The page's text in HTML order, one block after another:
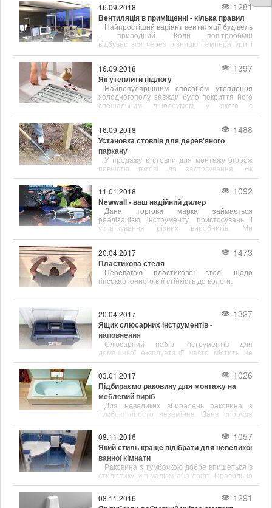
16.09.2018 1281
Вентиляція в приміщенні - кілька правил
Найпростіший варіант вентиляції будівель
- природний. Коли повітрообмін
відбувається через різницю температури і
16.09.2018 1397
Як утеплити підлогу
Найпопулярнішим способом утеплення
холодногополу завжди було покриття його
спеціальним лінолеумом, у якого є
16.09.2018 1488
Установка стовпів для дерев'яного
паркану
У продажу є стовпи для монтажу огорож
повністю готові до застосування. Як
правило, вони вже покриті спеціальними
антигрибковими і ізолюючими складами.
11.01.2018 1092
Newwall - ваш надійний дилер
Дана торгова марка займається
реалізацією інструменту, пристосувань і
устаткування різних виробників. Ми
20.04.2017 1473
Пластикова стеля
Перевагою пластикової стелі щодо
гіпсокартонного є її стійкість до вологи.
20.04.2017 1327
Ящик слюсарних інструментів -
наповнення
Слюсарний набір інструментів для
домашньої експлуатації часто містить не
тільки популярні і відомі предмети, такі як
молоток, викрутка, ключ, а й містить зубило,
кернер, кусачки і інші інструменти.
03.01.2017 1026
Підбираємо раковину для монтажу на
меблевий виріб
Для невеликих вбиралень раковина з
тумбою просто незамінна. Дана споруда
відрізняється підвищеною
функціональністю і привабливим зовнішнім
виглядом.
08.11.2016 1057
Який стиль краще підібрати для невеликої
ванної кімнати
Раковина з тумбочкою добре впишеться в
стилістику мінімалізм або лофт. Правильно
підібрані розміри сантехніки допоможуть
08.11.2016 1291